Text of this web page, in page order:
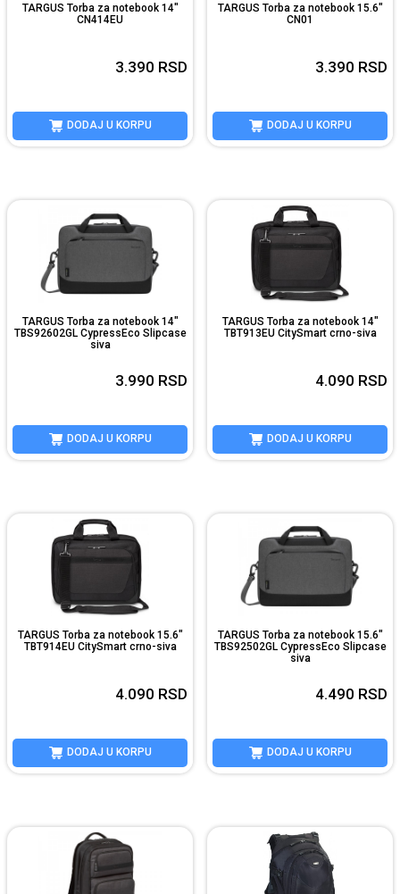
TARGUS Torba za notebook 14"
CN414EU
3.390 RSD
DODAJ U KORPU
TARGUS Torba za notebook 15.6"
CN01
3.390 RSD
DODAJ U KORPU
TARGUS Torba za notebook 14"
TBS92602GL CypressEco Slipcase
siva
3.990 RSD
DODAJ U KORPU
TARGUS Torba za notebook 14"
TBT913EU CitySmart crno-siva
4.090 RSD
DODAJ U KORPU
TARGUS Torba za notebook 15.6"
TBT914EU CitySmart crno-siva
4.090 RSD
DODAJ U KORPU
TARGUS Torba za notebook 15.6"
TBS92502GL CypressEco Slipcase
siva
4.490 RSD
DODAJ U KORPU